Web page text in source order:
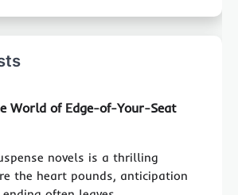
World of Edge-of-Your-Seat
novels is a thrilling
the heart pounds, anticipation